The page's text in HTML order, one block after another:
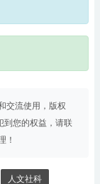
交流使用，版权
到您的权益，请联
！
人文社科